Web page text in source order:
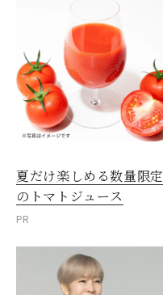
夏だけ楽しめる数量限定
のトマトジュース
PR